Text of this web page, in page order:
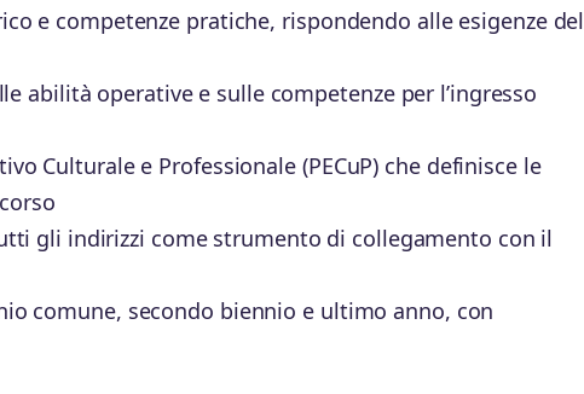
e competenze pratiche, rispondendo alle esigenze del
abilità operative e sulle competenze per l’ingresso
Culturale e Professionale (PECuP) che definisce le
gli indirizzi come strumento di collegamento con il
comune, secondo biennio e ultimo anno, con